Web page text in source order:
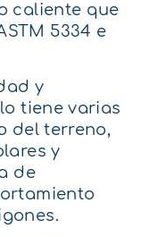
caliente que
5334 e
y
tiene varias
del terreno,
y
de